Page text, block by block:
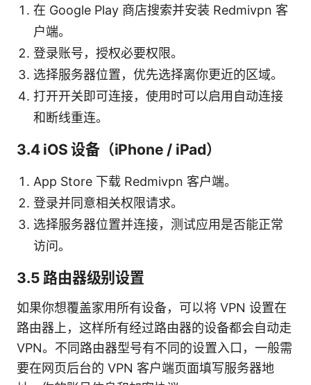
在 Google Play 商店搜索并安装 Redmivpn 客
户端。
登录账号，授权必要权限。
选择服务器位置，优先选择离你更近的区域。
打开开关即可连接，使用时可以启用自动连接
和断线重连。
3.4 iOS 设备（iPhone / iPad）
App Store 下载 Redmivpn 客户端。
登录并同意相关权限请求。
选择服务器位置并连接，测试应用是否能正常
访问。
3.5 路由器级别设置
如果你想覆盖家用所有设备，可以将 VPN 设置在
路由器上，这样所有经过路由器的设备都会自动走
VPN。不同路由器型号有不同的设置入口，一般需
要在网页后台的 VPN 客户端页面填写服务器地